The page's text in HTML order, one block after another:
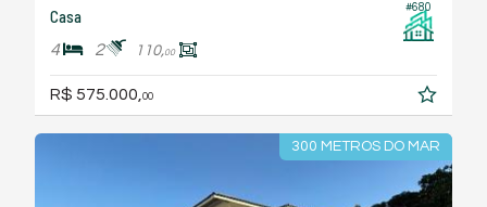
#680
Casa
4 2 110,00
R$ 575.000, 00
300 METROS DO MAR